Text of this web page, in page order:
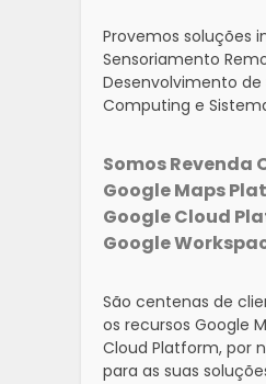
Provemos soluções
Sensoriamento
Desenvolvimento de
Computing e
Somos Revenda
Google Maps
Google Cloud
Google
São centenas de
os recursos Google
Cloud Platform, por
para as suas